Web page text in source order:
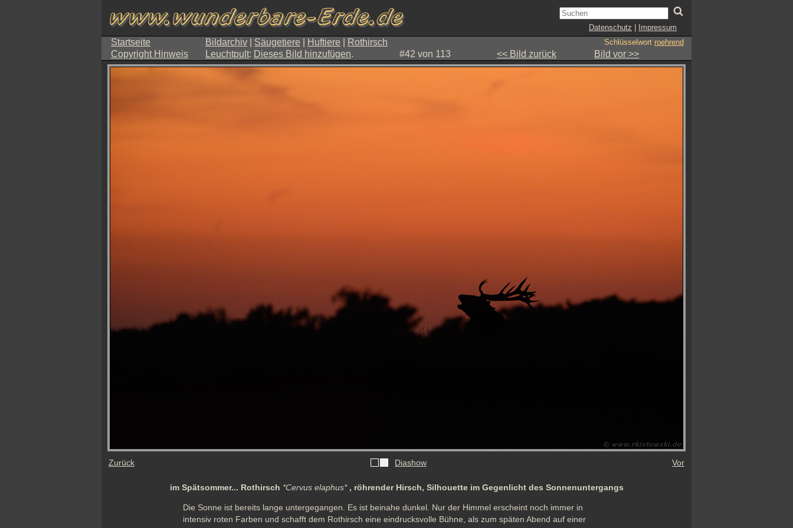
Datenschutz Impressum
Startseite Bildarchiv Säugetiere Huftiere Rothirsch Schlüsselwort roehrend
Copyright Hinweis Leuchtpult: Dieses Bild hinzufügen. #42 von 113 << Bild zurück Bild vor >>
Zurück Diashow Vor
im Spätsommer... Rothirsch *Cervus elaphus*, röhrender Hirsch, Silhouette im Gegenlicht des Sonnenuntergangs
Die Sonne ist bereits lange untergegangen. Es ist beinahe dunkel. Nur der Himmel erscheint noch immer in
intensiv roten Farben und schafft dem Rothirsch eine eindrucksvolle Bühne, als zum späten Abend auf einer